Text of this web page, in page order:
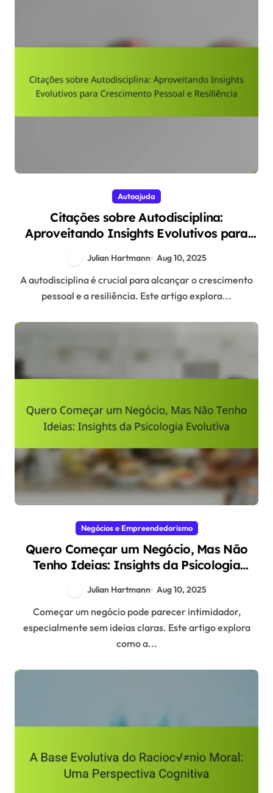
Autoajuda
Citações sobre Autodisciplina:
Aproveitando Insights Evolutivos para
Julian Hartmann Aug 10, 2025
A autodisciplina é crucial para alcançar o crescimento
pessoal e a resiliência. Este artigo explora...
Negócios e Empreendedorismo
Quero Começar um Negócio, Mas Não
Tenho Ideias: Insights da Psicologia
Julian Hartmann Aug 10, 2025
Começar um negócio pode parecer intimidador,
especialmente sem ideias claras. Este artigo explora
como a...